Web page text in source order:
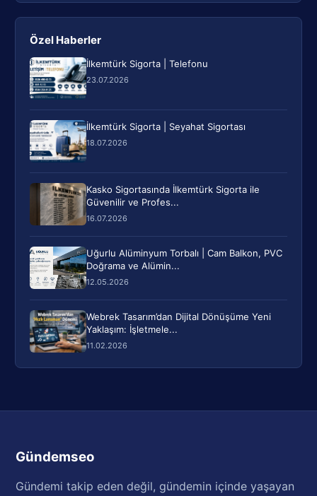
Özel Haberler
İlkemtürk Sigorta | Telefonu
23.07.2026
İlkemtürk Sigorta | Seyahat Sigortası
18.07.2026
Kasko Sigortasında İlkemtürk Sigorta ile
Güvenilir ve Profes...
16.07.2026
Uğurlu Alüminyum Torbalı | Cam Balkon, PVC
Doğrama ve Alümin...
12.05.2026
Webrek Tasarım’dan Dijital Dönüşüme Yeni
Yaklaşım: İşletmele...
11.02.2026
Gündemseo
Gündemi takip eden değil, gündemin içinde yaşayan